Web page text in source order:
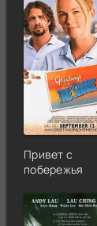
Привет с
побережья